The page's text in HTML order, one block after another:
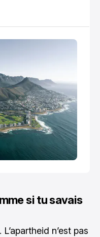
des
histoires
si tu savais
n’est pas